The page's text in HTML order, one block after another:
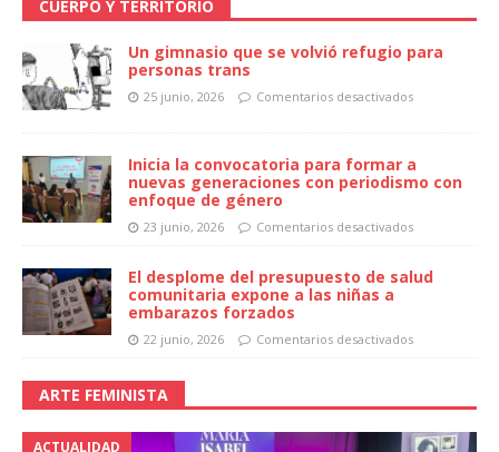
CUERPO Y TERRITORIO
Un gimnasio que se volvió refugio para
personas trans
25 junio, 2026 Comentarios desactivados
Inicia la convocatoria para formar a
nuevas generaciones con periodismo con
enfoque de género
23 junio, 2026 Comentarios desactivados
El desplome del presupuesto de salud
comunitaria expone a las niñas a
embarazos forzados
22 junio, 2026 Comentarios desactivados
ARTE FEMINISTA
ACTUALIDAD